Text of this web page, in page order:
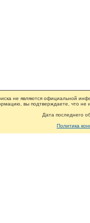
не являются официальной
вы подтверждаете, что не
Дата последнего
Политика